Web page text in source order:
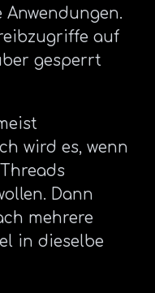
auf
gesperrt
wird es, wenn
Dann
mehrere
in dieselbe